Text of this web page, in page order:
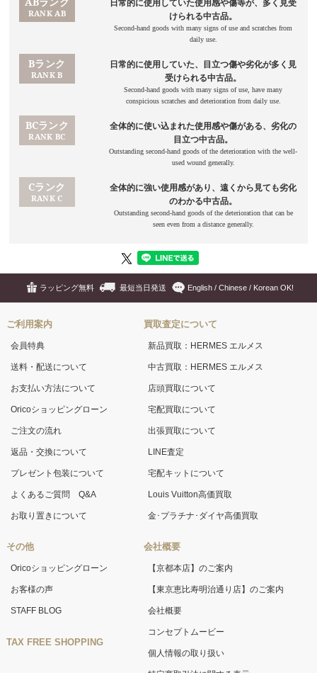
ラッピング無料 最短当日発送 English / Chinese / Korean OK!
ご利用案内
会員特典
送料・配送について
お支払い方法について
Oricoショッピングローン
ご注文の流れ
返品・交換について
プレゼント包装について
よくあるご質問 Q&A
お取り置きについて
その他
Oricoショッピングローン
お客様の声
STAFF BLOG
TAX FREE SHOPPING
買取査定について
新品買取：HERMES エルメス
中古買取：HERMES エルメス
店頭買取について
宅配買取について
出張買取について
LINE査定
宅配キットについて
Louis Vuitton高価買取
金･プラチナ･ダイヤ高価買取
会社概要
【京都本店】のご案内
【東京恵比寿明治通り店】のご案内
会社概要
コンセプトムービー
個人情報の取り扱い